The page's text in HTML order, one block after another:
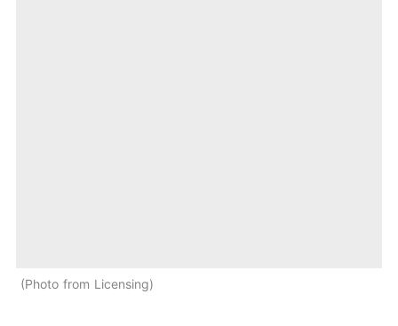
Photo from Licensing